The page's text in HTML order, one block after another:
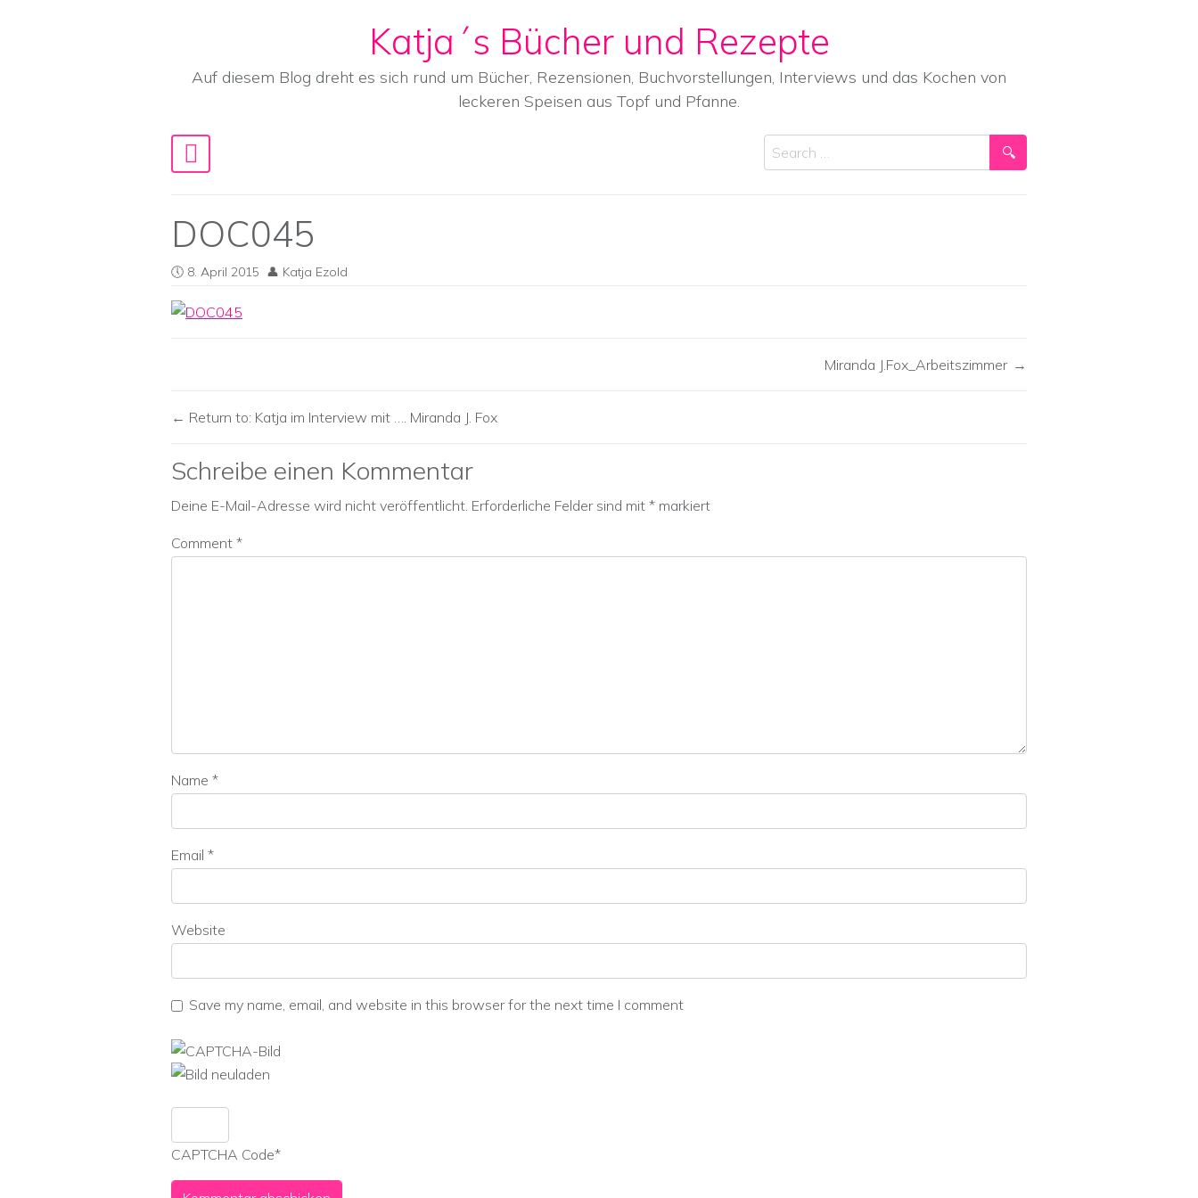
Katja´s Bücher und Rezepte
Auf diesem Blog dreht es sich rund um Bücher, Rezensionen, Buchvorstellungen, Interviews und das Kochen von
leckeren Speisen aus Topf und Pfanne.
Main Navigation
Search
DOC045
8. April 2015 Katja Ezold
Miranda J.Fox_Arbeitszimmer
Return to: Katja im Interview mit …. Miranda J. Fox
Schreibe einen Kommentar
Deine E-Mail-Adresse wird nicht veröffentlicht. Erforderliche Felder sind mit * markiert
Comment *
Name *
Email *
Website
Save my name, email, and website in this browser for the next time I comment
CAPTCHA Code*